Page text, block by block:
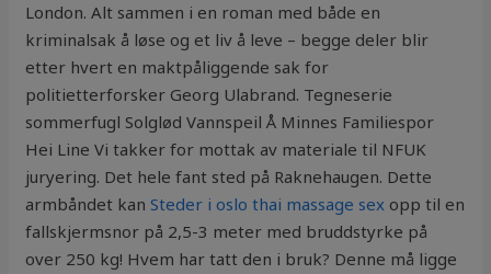
London. Alt sammen i en roman med både en
kriminalsak å løse og et liv å leve – begge deler blir
etter hvert en maktpåliggende sak for
politietterforsker Georg Ulabrand. Tegneserie
sommerfugl Solglød Vannspeil Å Minnes Familiespor
Hei Line Vi takker for mottak av materiale til NFUK
juryering. Det hele fant sted på Raknehaugen. Dette
armbåndet kanSteder i oslo thai massage sex opp til en
fallskjermsnor på 2,5-3 meter med bruddstyrke på
over 250 kg! Hvem har tatt den i bruk? Denne må ligge